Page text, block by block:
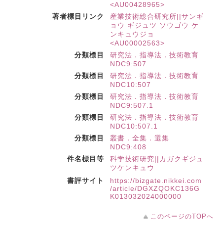
<AU00428965>
著者標目リンク
産業技術総合研究所||サンギ
ョウ ギジュツ ソウゴウ ケ
ンキュウジョ
<AU00002563>
分類標目
研究法．指導法．技術教育
NDC9:507
分類標目
研究法．指導法．技術教育
NDC10:507
分類標目
研究法．指導法．技術教育
NDC9:507.1
分類標目
研究法．指導法．技術教育
NDC10:507.1
分類標目
叢書．全集．選集
NDC9:408
件名標目等
科学技術研究||カガクギジュ
ツケンキュウ
書評サイト
https://bizgate.nikkei.com
/article/DGXZQOKC136G
K013032024000000
このページのTOPへ